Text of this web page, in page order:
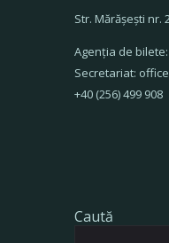
Str. Mărăşeşti nr.
Agenţia de bilete:
Secretariat:
+40 (256) 499 908
Caută